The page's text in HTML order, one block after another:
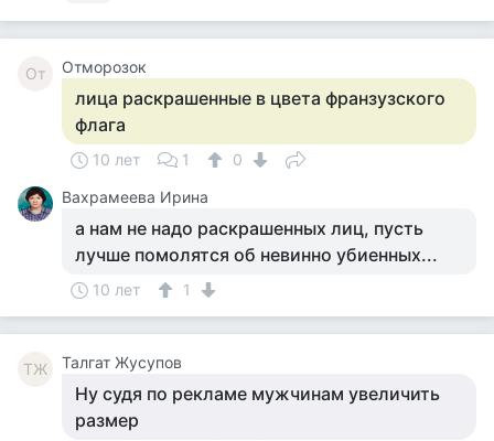
От Отморозок
лица раскрашенные в цвета франзузского
флага
10 лет 1
0
Вахрамеева Ирина
а нам не надо раскрашенных лиц, пусть
лучше помолятся об невинно убиенных...
10 лет 1
ТЖ Талгат Жусупов
Ну судя по рекламе мужчинам увеличить
размер